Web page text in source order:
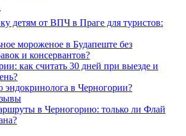
детям от ВПЧ в Праге для туристов:
мороженое в Будапеште без
и консервантов?
как считать 30 дней при выезде и
эндокринолога в Черногории?
в Черногорию: только ли Флай